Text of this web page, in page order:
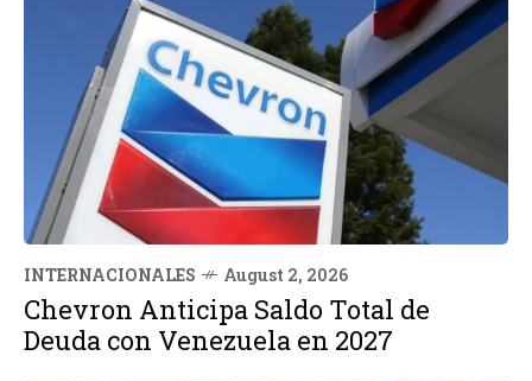
INTERNACIONALES August 2, 2026
Chevron Anticipa Saldo Total de
Deuda con Venezuela en 2027